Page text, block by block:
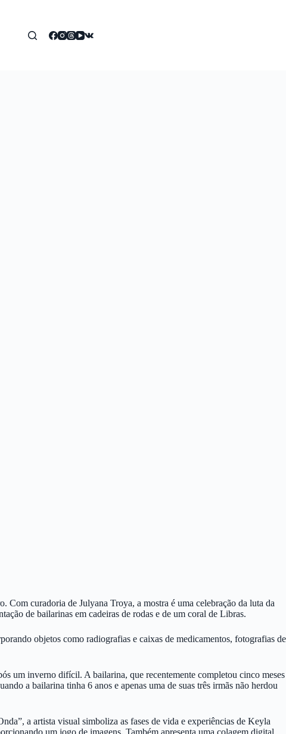
Com curadoria de Julyana Troya, a mostra é uma celebração da luta da
de bailarinas em cadeiras de rodas e de um coral de Libras.
objetos como radiografias e caixas de medicamentos, fotografias de
um inverno difícil. A bailarina, que recentemente completou cinco meses
a bailarina tinha 6 anos e apenas uma de suas três irmãs não herdou
a artista visual simboliza as fases de vida e experiências de Keyla
um jogo de imagens. Também apresenta uma colagem digital